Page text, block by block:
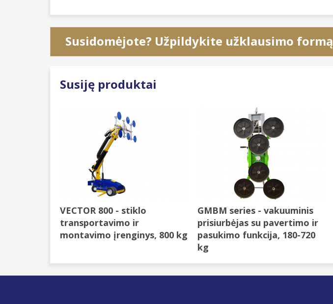
Susidomėjote? Užpildykite užklausimo formą
Susiję produktai
VECTOR 800 - stiklo
transportavimo ir
montavimo įrenginys, 800 kg
GMBM series - vakuuminis
prisiurbėjas su pavertimo ir
pasukimo funkcija, 180-720
kg